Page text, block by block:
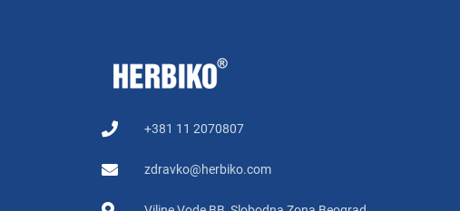
+381 11 2070807
zdravko@herbiko.com